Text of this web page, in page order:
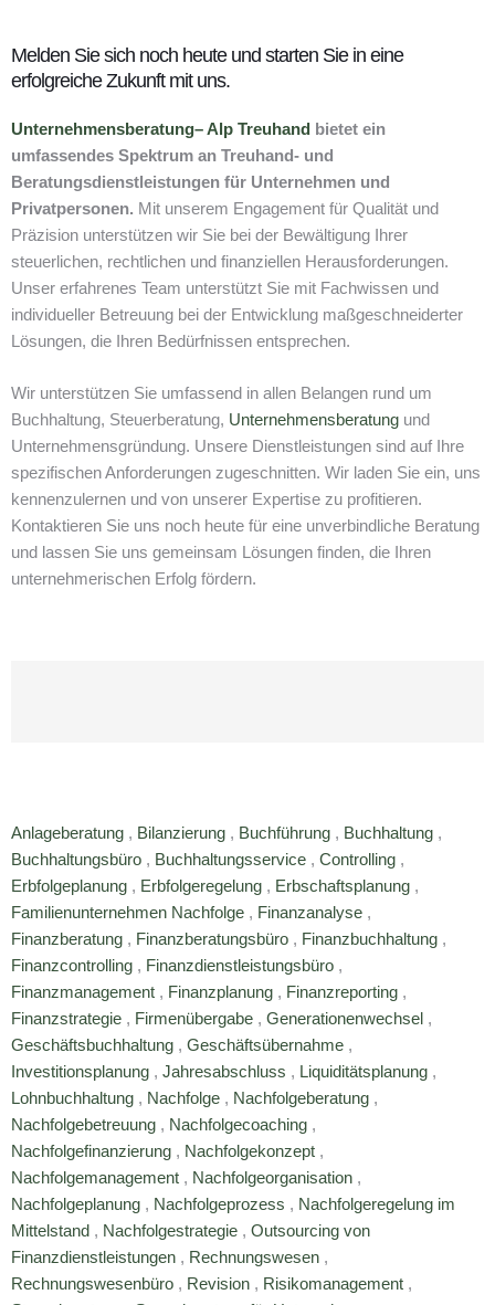
Melden Sie sich noch heute und starten Sie in eine
erfolgreiche Zukunft mit uns.
Unternehmensberatung– Alp Treuhand bietet ein
umfassendes Spektrum an Treuhand- und
Beratungsdienstleistungen für Unternehmen und
Privatpersonen. Mit unserem Engagement für Qualität und
Präzision unterstützen wir Sie bei der Bewältigung Ihrer
steuerlichen, rechtlichen und finanziellen Herausforderungen.
Unser erfahrenes Team unterstützt Sie mit Fachwissen und
individueller Betreuung bei der Entwicklung maßgeschneiderter
Lösungen, die Ihren Bedürfnissen entsprechen.
Wir unterstützen Sie umfassend in allen Belangen rund um
Buchhaltung, Steuerberatung, Unternehmensberatung und
Unternehmensgründung. Unsere Dienstleistungen sind auf Ihre
spezifischen Anforderungen zugeschnitten. Wir laden Sie ein, uns
kennenzulernen und von unserer Expertise zu profitieren.
Kontaktieren Sie uns noch heute für eine unverbindliche Beratung
und lassen Sie uns gemeinsam Lösungen finden, die Ihren
unternehmerischen Erfolg fördern.
Anlageberatung , Bilanzierung , Buchführung , Buchhaltung ,
Buchhaltungsbüro , Buchhaltungsservice , Controlling ,
Erbfolgeplanung , Erbfolgeregelung , Erbschaftsplanung ,
Familienunternehmen Nachfolge , Finanzanalyse ,
Finanzberatung , Finanzberatungsbüro , Finanzbuchhaltung ,
Finanzcontrolling , Finanzdienstleistungsbüro ,
Finanzmanagement , Finanzplanung , Finanzreporting ,
Finanzstrategie , Firmenübergabe , Generationenwechsel ,
Geschäftsbuchhaltung , Geschäftsübernahme ,
Investitionsplanung , Jahresabschluss , Liquiditätsplanung ,
Lohnbuchhaltung , Nachfolge , Nachfolgeberatung ,
Nachfolgebetreuung , Nachfolgecoaching ,
Nachfolgefinanzierung , Nachfolgekonzept ,
Nachfolgemanagement , Nachfolgeorganisation ,
Nachfolgeplanung , Nachfolgeprozess , Nachfolgeregelung im
Mittelstand , Nachfolgestrategie , Outsourcing von
Finanzdienstleistungen , Rechnungswesen ,
Rechnungswesenbüro , Revision , Risikomanagement ,